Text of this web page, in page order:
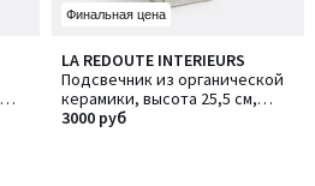
Финальная цена
LA REDOUTE INTERIEURS
Подсвечник из органической
керамики, высота 25,5 см,
CERAL / КЕРАЛЬ
3000 руб